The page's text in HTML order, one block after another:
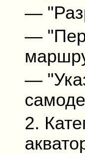
—
—
—
2.